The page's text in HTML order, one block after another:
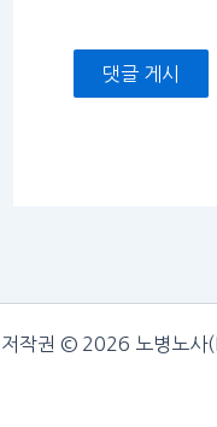
저작권 © 2026 노병노사